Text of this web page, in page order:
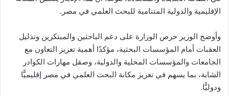
الإقليمية والدولية المتنامية للبحث العلمي في مصر.
وأوضح الوزير حرص الوزارة على دعم الباحثين والمبتكرين وتذليل
العقبات أمام المؤسسات البحثية، مؤكدًا أهمية تعزيز التعاون مع
الجامعات والمؤسسات المحلية والدولية، وصقل مهارات الكوادر
الشابة، بما يسهم في تعزيز مكانة البحث العلمي في مصر إقليميًّا
ودوليًّا.